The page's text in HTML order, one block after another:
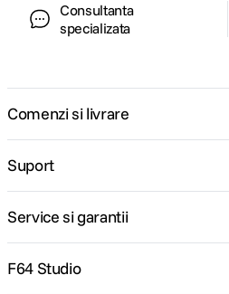
Consultanta
specializata
Comenzi si livrare
Suport
Service si garantii
F64 Studio